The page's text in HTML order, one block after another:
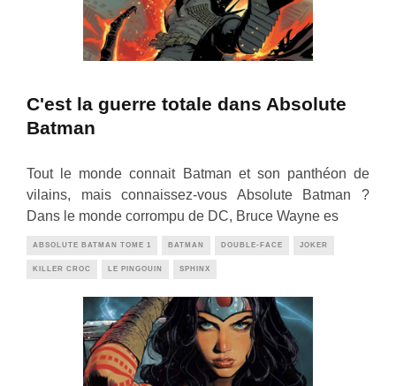
C'est la guerre totale dans Absolute
Batman
Tout le monde connait Batman et son panthéon de
vilains, mais connaissez-vous Absolute Batman ?
Dans le monde corrompu de DC, Bruce Wayne es
ABSOLUTE BATMAN TOME 1 BATMAN DOUBLE-FACE JOKER
KILLER CROC LE PINGOUIN SPHINX